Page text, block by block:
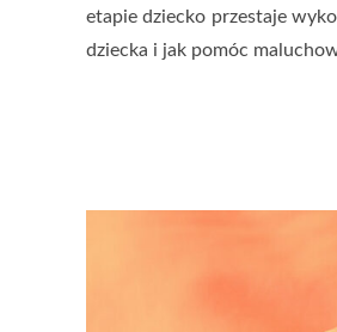
etapie dziecko przestaje
dziecka i jak pomóc